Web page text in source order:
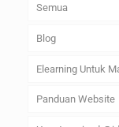
Semua
Blog
Elearning Untuk
Panduan Website